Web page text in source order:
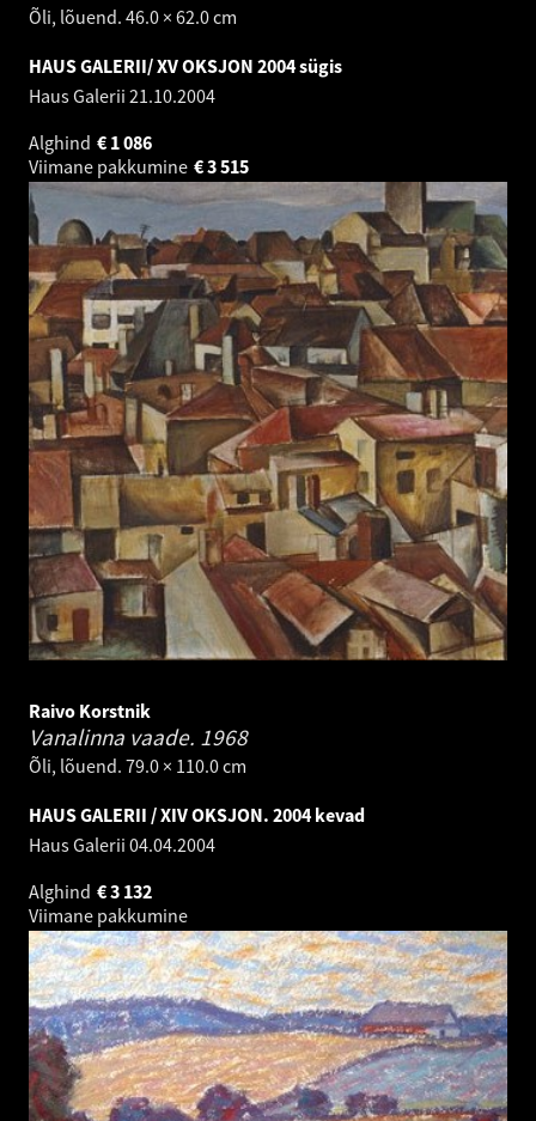
Õli, lõuend. 46.0 × 62.0 cm
HAUS GALERII/ XV OKSJON 2004 sügis
Haus Galerii 21.10.2004
Alghind
1 086
€
Viimane pakkumine
3 515
€
Raivo Korstnik
Vanalinna vaade. 1968
Õli, lõuend. 79.0 × 110.0 cm
HAUS GALERII / XIV OKSJON. 2004 kevad
Haus Galerii 04.04.2004
Alghind
3 132
€
Viimane pakkumine